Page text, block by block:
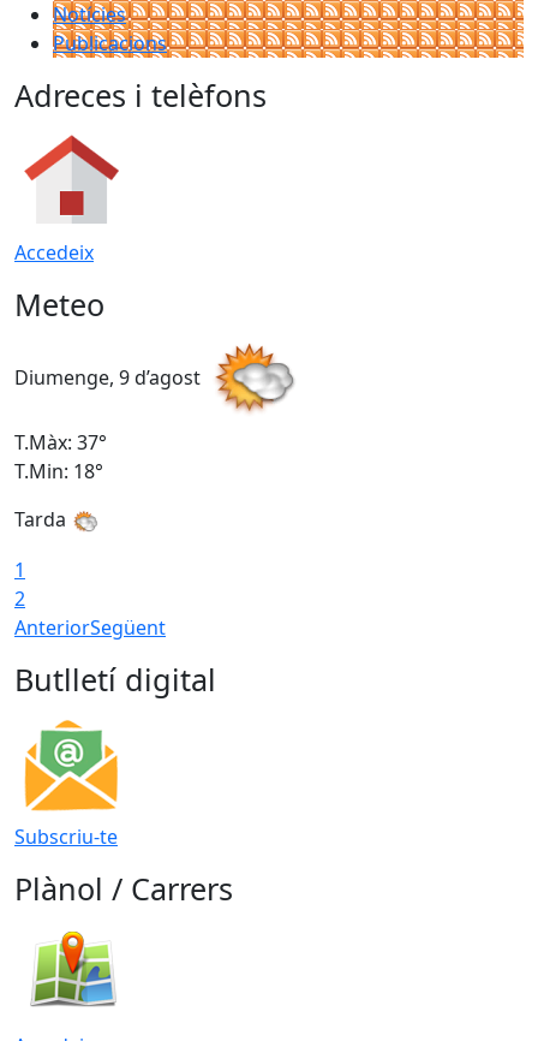
Notícies
Publicacions
Adreces i telèfons
Accedeix
Meteo
Diumenge, 9 d’agost
T.Màx: 37°
T.Min: 18°
Tarda
1
2
AnteriorSegüent
Butlletí digital
Subscriu-te
Plànol / Carrers